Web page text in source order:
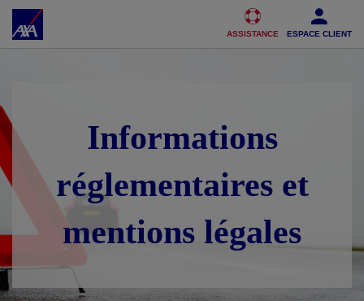
Accéder au Contenu Accéder au Pied de page
ASSISTANCE ESPACE CLIENT
Informations
réglementaires et
mentions légales